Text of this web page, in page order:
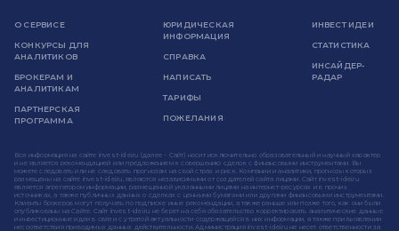
О СЕРВИСЕ
КОНКУРСЫ ДЛЯ
АНАЛИТИКОВ
БРОКЕРАМ И
АНАЛИТИКАМ
ПАРТНЕРСКАЯ
ПРОГРАММА
ЮРИДИЧЕСКАЯ
ИНФОРМАЦИЯ
СПРАВКА
НАПИСАТЬ
ТАРИФЫ
ПОЖЕЛАНИЯ
ИНВЕСТ ИДЕИ
СТАТИСТИКА
ИНСАЙДЕР-
РАДАР
Вся информация на сайте invest-idei.ru (далее - Сайт) носит исключительно образовательный и научный характер
и не является рекомендацией или предложением к совершению сделок с финансовыми инструментами. Вы
можете следовать или не следовать прогнозам на свой страх и риск. Компании и аналитики, прогнозы которых
размещены на сайте invest-idei.ru, являются независимыми от создателей сайта лицами. Сайт invest-idei.ru
является агрегатором информации, размещенной указанными лицами на интернет-ресурсах и в прочих
источниках, а также публичных данных о сделках с ценными бумагами или другими финансовыми инструментами.
Клиенты брокеров могут получать по подписке иные рекомендации, а также раньше или позже того, как они были
опубликованы на Сайте. Сайт invest-idei.ru не берет на себя обязательство корректировать аналитические данные
и инвестиционные идеи в связи с утратой актуальности содержащейся в них информации, а также при выявлении
несоответствия приводимых данных действительности. Администрация invest-idei.ru не несет ответственности за